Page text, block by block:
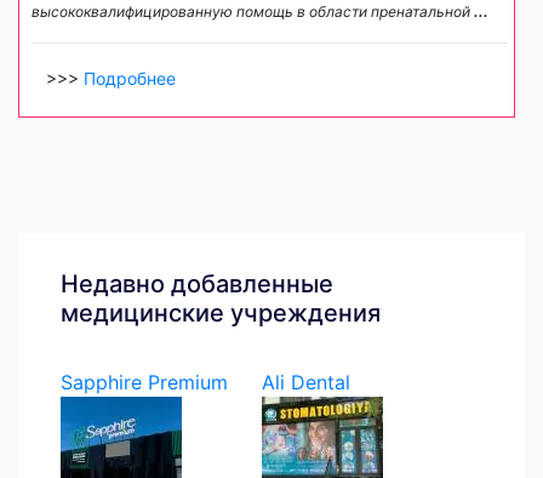
высококвалифицированную помощь в области пренатальной ...
>>> Подробнее
Недавно добавленные
медицинские учреждения
Sapphire Premium Ali Dental